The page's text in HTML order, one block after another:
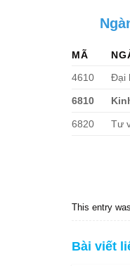
MÃ
4610
Đại
6810
6820 Tư
This entry
Bài viết